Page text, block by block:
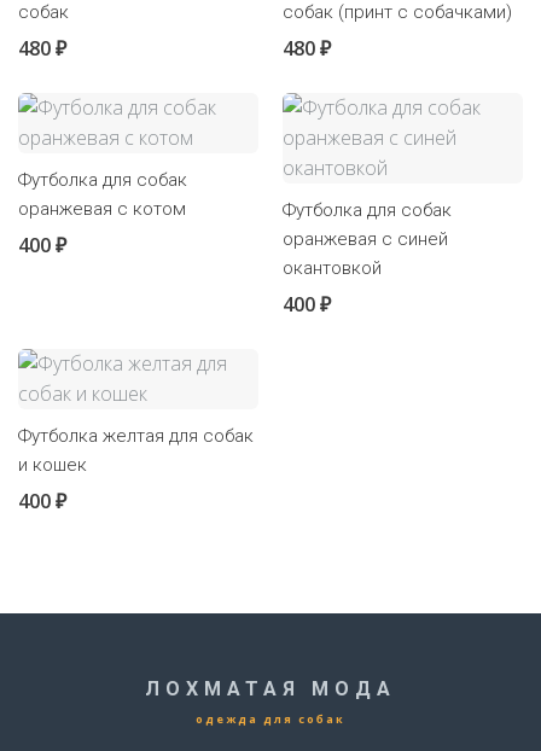
собак
480 ₽
собак (принт с собачками)
480 ₽
Футболка для собак
оранжевая с котом
400 ₽
Футболка для собак
оранжевая с синей
окантовкой
400 ₽
Футболка желтая для собак
и кошек
400 ₽
ЛОХМАТАЯ МОДА
одежда для собак